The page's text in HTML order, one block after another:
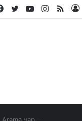
RSS
Instagram
YouTube
Twitter
Facebook